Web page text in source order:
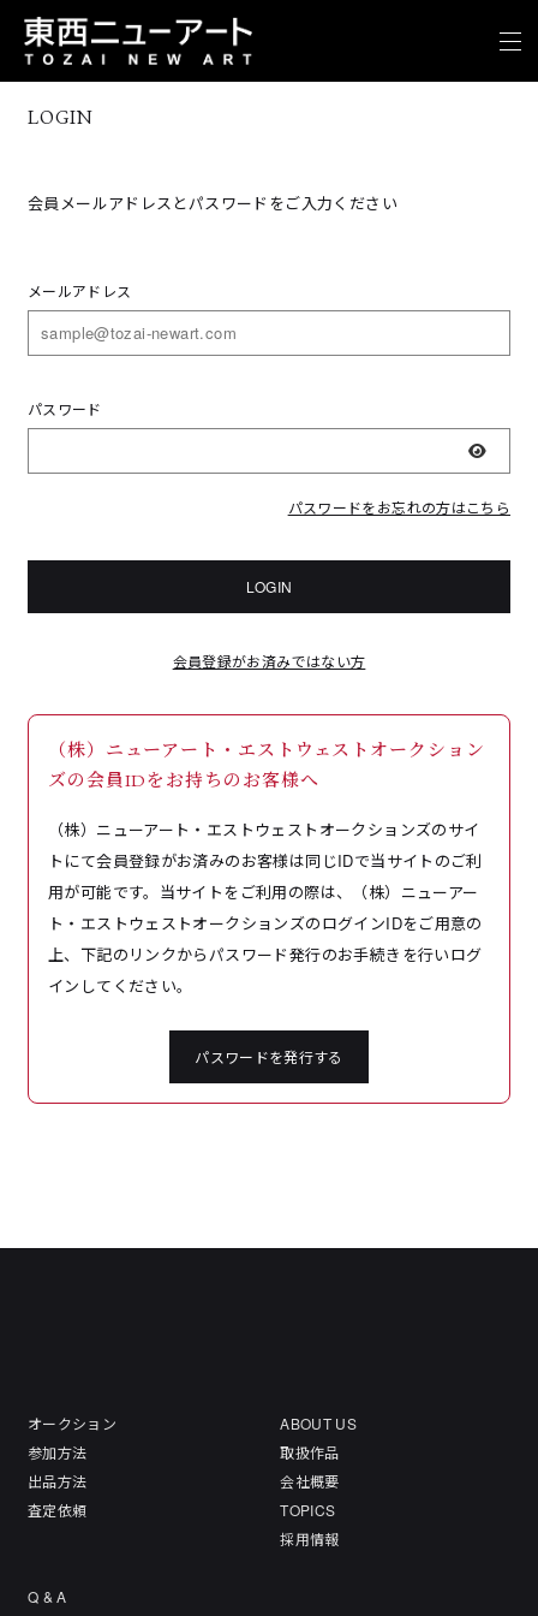
LOGIN
会員メールアドレスとパスワードをご入力ください
メールアドレス
パスワード
表示
パスワードをお忘れの方はこちら
LOGIN
会員登録がお済みではない方
（株）ニューアート・エストウェストオークション
ズの会員IDをお持ちのお客様へ
（株）ニューアート・エストウェストオークションズのサイ
トにて会員登録がお済みのお客様は同じIDで当サイトのご利
用が可能です。当サイトをご利用の際は、（株）ニューアー
ト・エストウェストオークションズのログインIDをご用意の
上、下記のリンクからパスワード発行のお手続きを行いログ
インしてください。
パスワードを発行する
オークション
参加方法
出品方法
査定依頼
ABOUT US
取扱作品
会社概要
TOPICS
採用情報
Q & A